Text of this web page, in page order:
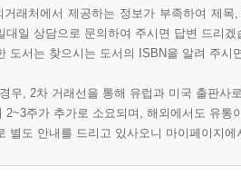
거래처에서 제공하는 정보가 부족하여 제
대일 상담으로 문의하여 주시면 답변 드리겠
도서는 찾으시는 도서의 ISBN을 알려 주시
우, 2차 거래선을 통해 유럽과 미국 출판사
2~3주가 추가로 소요되며, 해외에서도 유
별도 안내를 드리고 있사오니 마이페이지